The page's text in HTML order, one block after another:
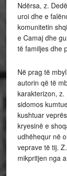
Ndërsa, z.
uroi dhe e
komunitetin
e Camaj dhe
të familjes dhe
Në prag të
autorin që të
karakterizon,
sidomos
kushtuar
kryesinë e
udhëhequr në
veprave të tij.
mikpritjen nga